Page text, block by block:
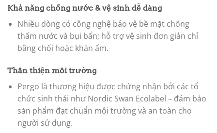
Khả năng chống nước & vệ sinh dễ dàng
Nhiều dòng có công nghệ bảo vệ bề mặt chống
thấm nước và bụi bẩn; hỗ trợ vệ sinh đơn giản chỉ
bằng chổi hoặc khăn ẩm.
Thân thiện môi trường
Pergo là thương hiệu được chứng nhận bởi các tổ
chức sinh thái như Nordic Swan Ecolabel – đảm bảo
sản phẩm đạt chuẩn môi trường và an toàn cho
người sử dụng.